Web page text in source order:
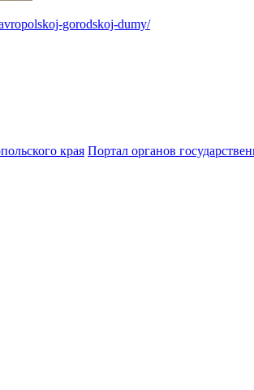
gorodskoj-dumy/
края Портал органов